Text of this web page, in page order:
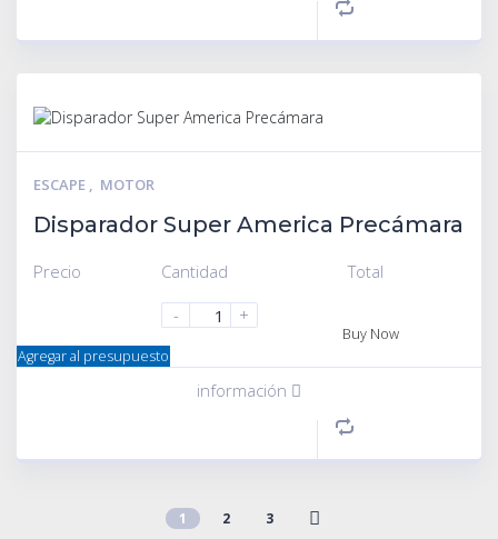
ESCAPE , MOTOR
Disparador Super America Precámara
Precio
Cantidad
-
+
Total
Buy Now
Agregar al presupuesto
información
1 2 3